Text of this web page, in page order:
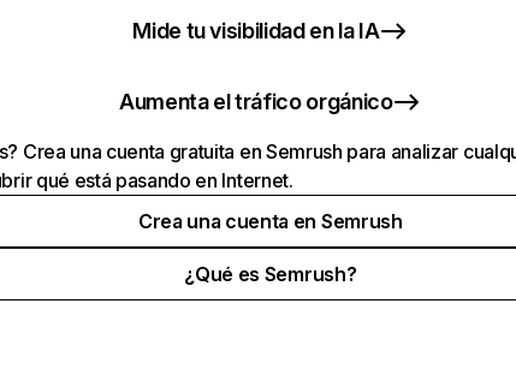
Mide tu visibilidad en la IA
Aumenta el tráfico orgánico
Crea una cuenta gratuita en Semrush para analizar
qué está pasando en Internet.
Crea una cuenta en Semrush
¿Qué es Semrush?